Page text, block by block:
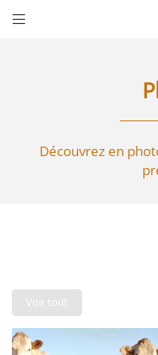

La Thérèsière
 Recopier le code ci-contre
Rafraîchir le captcha
Découvrez en
Voir tout